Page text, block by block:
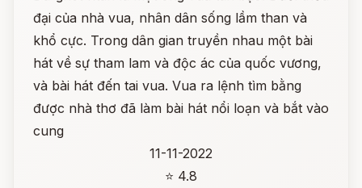
đại của nhà vua, nhân dân sống lầm than và
khổ cực. Trong dân gian truyền nhau một bài
hát về sự tham lam và độc ác của quốc vương,
và bài hát đến tai vua. Vua ra lệnh tìm bằng
được nhà thơ đã làm bài hát nổi loạn và bắt vào
cung
11-11-2022
⭐ 4.8